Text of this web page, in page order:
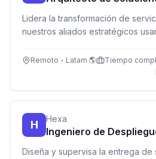
Lidera la transformación de
nuestros aliados estratégicos
Remoto - Latam 🌎
Tiempo
H Hexa
Ingeniero de
Diseña y supervisa la entrega de